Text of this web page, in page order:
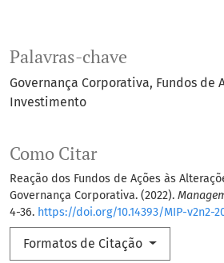
Palavras-chave
Governança Corporativa Fundos de
Investimento
Como Citar
Reação dos Fundos de Ações às
Governança Corporativa. (2022).
4-36. https://doi.org/10.14393/MIP-v2n2-
Formatos de Citação